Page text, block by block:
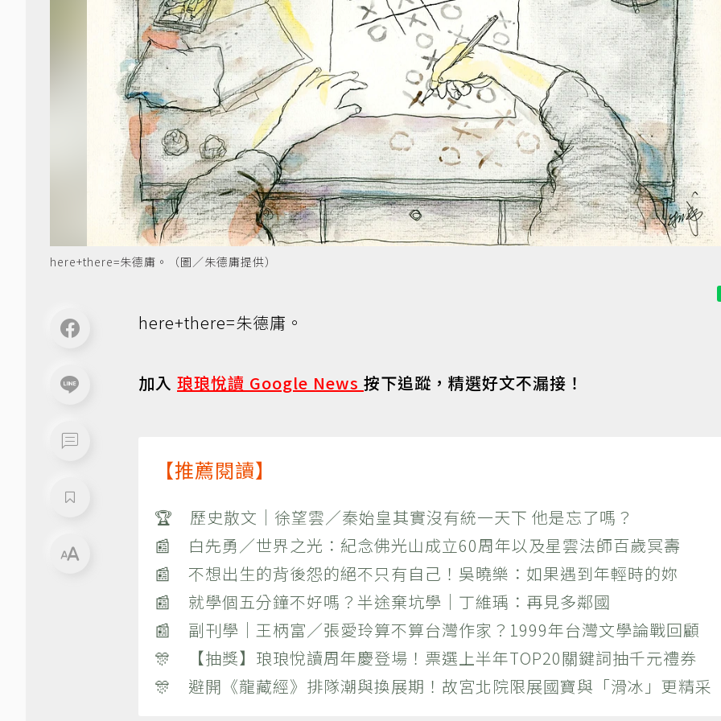
here+there=朱德庸。（圖／朱德庸提供）
here+there=朱德庸。
加入 琅琅悅讀 Google News 按下追蹤，精選好文不漏接！
【推薦閱讀】
🏆 歷史散文｜徐望雲／秦始皇其實沒有統一天下 他是忘了嗎？
📰 白先勇／世界之光：紀念佛光山成立60周年以及星雲法師百歲冥壽
📰 不想出生的背後怨的絕不只有自己！吳曉樂：如果遇到年輕時的妳
📰 就學個五分鐘不好嗎？半途棄坑學｜丁維瑀：再見多鄰國
📰 副刊學｜王柄富／張愛玲算不算台灣作家？1999年台灣文學論戰回顧
🎊 【抽獎】琅琅悅讀周年慶登場！票選上半年TOP20關鍵詞抽千元禮券
🎊 避開《龍藏經》排隊潮與換展期！故宮北院限展國寶與「滑冰」更精采